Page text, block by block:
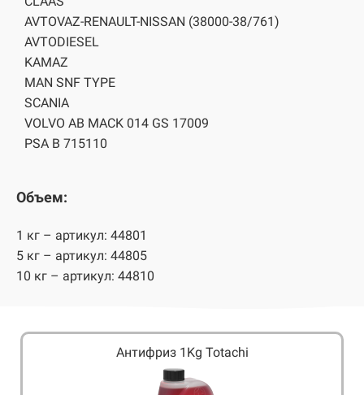
AVTOVAZ-RENAULT-NISSAN (38000-38/761)
AVTODIESEL
KAMAZ
MAN SNF TYPE
SCANIA
VOLVO AB MACK 014 GS 17009
PSA B 715110
Объем:
1 кг – артикул: 44801
5 кг – артикул: 44805
10 кг – артикул: 44810
Антифриз 1Kg Totachi